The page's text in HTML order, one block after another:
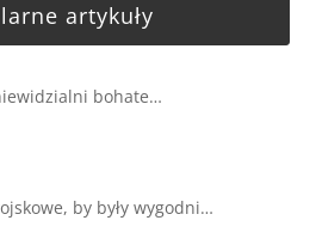
artykuły
bohate…
by były wygodni…